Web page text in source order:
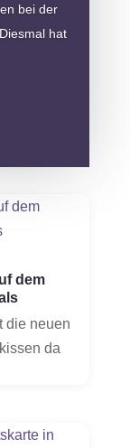
bei der
hat
dem
die neuen
da